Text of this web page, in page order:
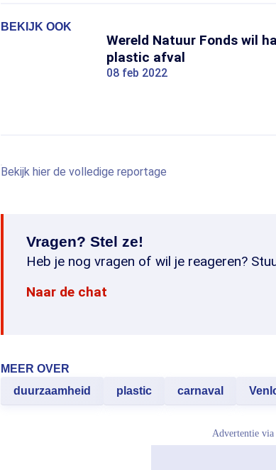
BEKIJK OOK
Wereld Natuur Fonds wil
plastic afval
08 feb 2022
Bekijk hier de volledige reportage
Vragen? Stel ze!
Heb je nog vragen of wil je reageren?
Naar de chat
MEER OVER
duurzaamheid
plastic carnaval
Advertentie via